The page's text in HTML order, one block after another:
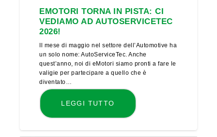
EMOTORI TORNA IN PISTA: CI
VEDIAMO AD AUTOSERVICETEC
2026!
Il mese di maggio nel settore dell’Automotive ha
un solo nome: AutoServiceTec. Anche
quest’anno, noi di eMotori siamo pronti a fare le
valigie per partecipare a quello che è
diventato…
LEGGI TUTTO